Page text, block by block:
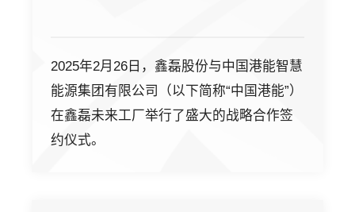
2025年2月26日，鑫磊股份与中国港能智慧
能源集团有限公司（以下简称“中国港能”）
在鑫磊未来工厂举行了盛大的战略合作签
约仪式。